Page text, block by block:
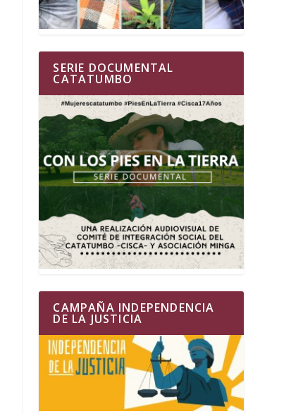
SERIE DOCUMENTAL
CATATUMBO
CAMPAÑA INDEPENDENCIA
DE LA JUSTICIA